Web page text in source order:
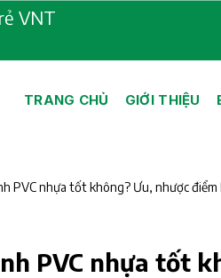
VNT
TRANG CHỦ GIỚI THIỆU
PVC nhựa tốt không? Ưu, nhược điểm
PVC nhựa tốt